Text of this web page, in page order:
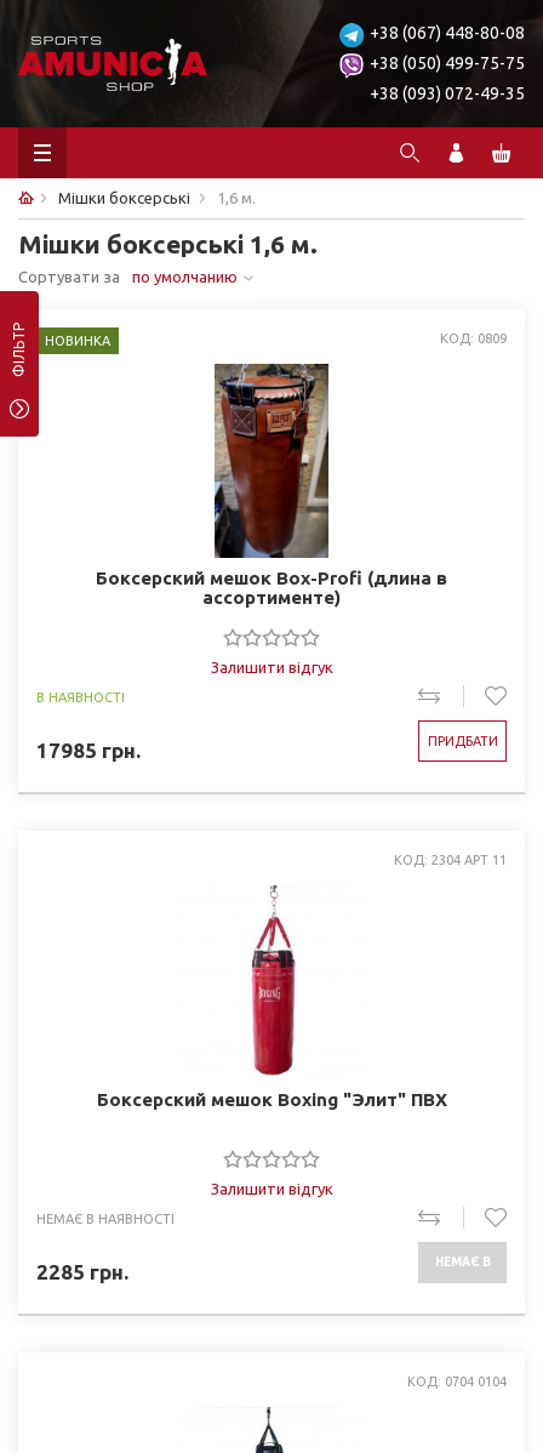
+38 (067) 448-80-08
+38 (050) 499-75-75
+38 (093) 072-49-35
Мішки боксерські 1,6 м.
Мішки боксерські 1,6 м.
Сортувати за по умолчанию
ФІЛЬТР НОВИНКА КОД: 0809
Боксерский мешок Box-Profi (длина в
ассортименте)
Залишити відгук
В НАЯВНОСТІ
17985 грн. ПРИДБАТИ
КОД: 2304 АРТ 11
Боксерский мешок Boxing "Элит" ПВХ
Залишити відгук
НЕМАЄ В НАЯВНОСТІ
2285 грн. НЕМАЄ В
КОД: 0704 0104